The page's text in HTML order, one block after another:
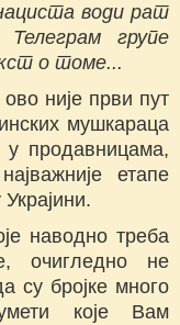
води рат
групе
о томе...
није први пут
мушкараца
продавницама,
етапе
наводно треба
очигледно не
су бројке много
које Вам